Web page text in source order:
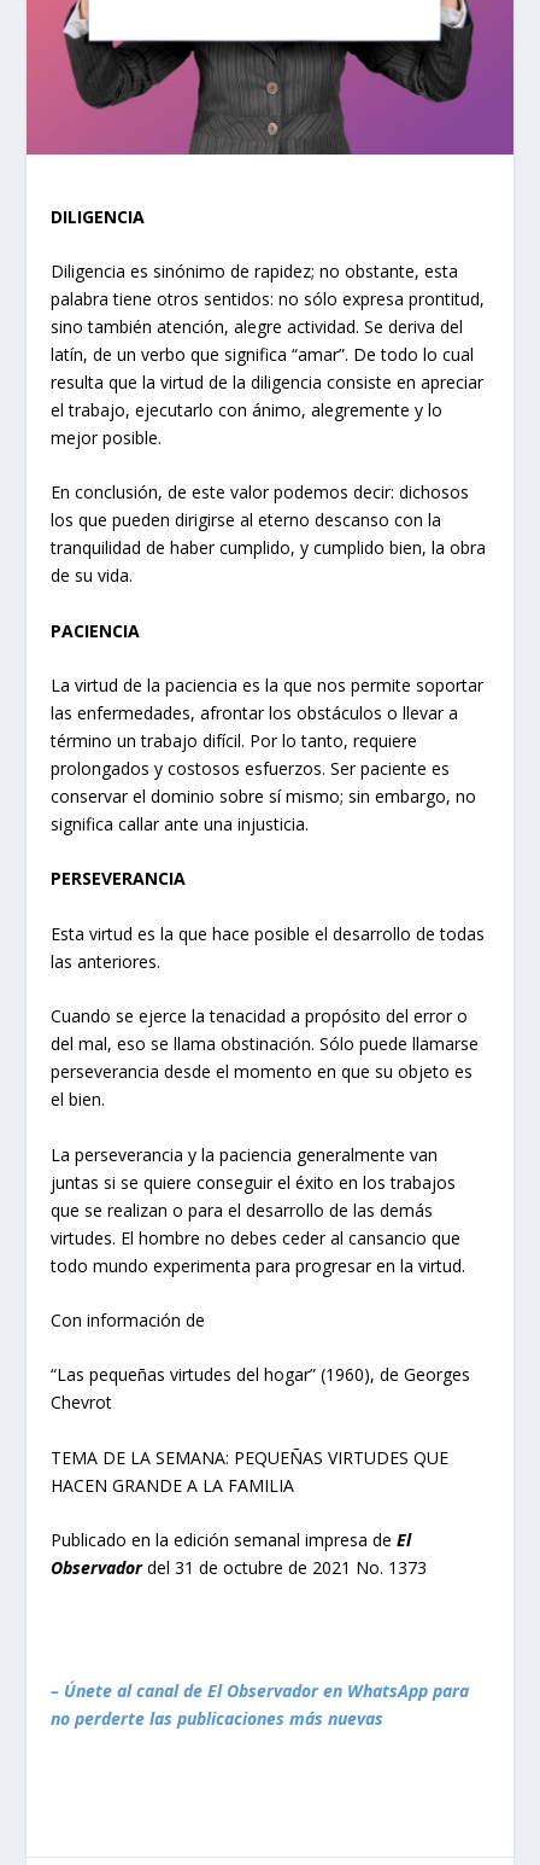
DILIGENCIA
Diligencia es sinónimo de rapidez; no obstante, esta
palabra tiene otros sentidos: no sólo expresa prontitud,
sino también atención, alegre actividad. Se deriva del
latín, de un verbo que significa “amar”. De todo lo cual
resulta que la virtud de la diligencia consiste en apreciar
el trabajo, ejecutarlo con ánimo, alegremente y lo
mejor posible.
En conclusión, de este valor podemos decir: dichosos
los que pueden dirigirse al eterno descanso con la
tranquilidad de haber cumplido, y cumplido bien, la obra
de su vida.
PACIENCIA
La virtud de la paciencia es la que nos permite soportar
las enfermedades, afrontar los obstáculos o llevar a
término un trabajo difícil. Por lo tanto, requiere
prolongados y costosos esfuerzos. Ser paciente es
conservar el dominio sobre sí mismo; sin embargo, no
significa callar ante una injusticia.
PERSEVERANCIA
Esta virtud es la que hace posible el desarrollo de todas
las anteriores.
Cuando se ejerce la tenacidad a propósito del error o
del mal, eso se llama obstinación. Sólo puede llamarse
perseverancia desde el momento en que su objeto es
el bien.
La perseverancia y la paciencia generalmente van
juntas si se quiere conseguir el éxito en los trabajos
que se realizan o para el desarrollo de las demás
virtudes. El hombre no debes ceder al cansancio que
todo mundo experimenta para progresar en la virtud.
Con información de
“Las pequeñas virtudes del hogar” (1960), de Georges
Chevrot
TEMA DE LA SEMANA: PEQUEÑAS VIRTUDES QUE
HACEN GRANDE A LA FAMILIA
Publicado en la edición semanal impresa deEl
Observadordel 31 de octubre de 2021 No. 1373
– Únete al canal de El Observador en WhatsApp para
no perderte las publicaciones más nuevas